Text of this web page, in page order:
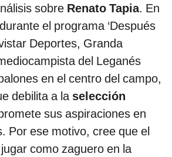
sobre Renato Tapia. En
el programa ‘Después
Deportes, Granda
del Leganés
en el centro del campo,
debilita a la selección
sus aspiraciones en
Por ese motivo, cree que el
jugar como zaguero en la